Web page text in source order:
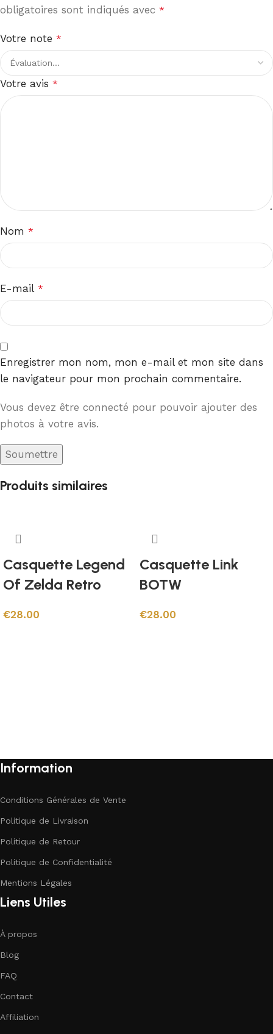
obligatoires sont indiqués avec *
Votre note *
Votre avis *
Nom *
E-mail *
Enregistrer mon nom, mon e-mail et mon site dans
le navigateur pour mon prochain commentaire.
Vous devez être connecté pour pouvoir ajouter des
photos à votre avis.
Produits similaires
Casquette Legend
Of Zelda Retro
€28.00
Casquette Link
BOTW
€28.00
Information
Conditions Générales de Vente
Politique de Livraison
Politique de Retour
Politique de Confidentialité
Mentions Légales
Liens Utiles
À propos
Blog
FAQ
Contact
Affiliation